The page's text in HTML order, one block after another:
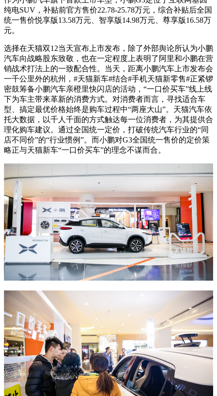
纯电SUV，补贴前官方售价22.78-25.78万元，综合补贴后全国
统一售价悦享版13.58万元、智享版14.98万元、尊享版16.58万
元。
选择在天猫双12当天宣布上市发布，除了外部舆论所认为小鹏
汽车向战略股东致敬，也在一定程度上表明了阿里和小鹏在营
销战术打法上的一致配合性。当天，距离小鹏汽车上市发布会
一千公里外的杭州，#天猫新车#结合#手机天猫新零售#正紧锣
密鼓筹备小鹏汽车亲橙里快闪店的活动，“一口价买车”线上线
下为车主带来革新的消费方式。对消费者而言，寻找适合车
型、搞定最优价格始终是购车过程中“两座大山”。天猫汽车依
托大数据，以千人千面的方式触达每一位消费者，为其提供合
理化购车建议。通过全国统一定价，打破传统汽车行业的“同
店不同价”的“行业惯例”。而小鹏对G3全国统一售价的定价策
略正与天猫新车“一口价买车”的理念不谋而合。